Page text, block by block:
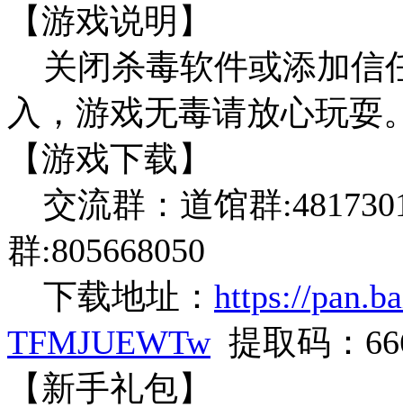
【游戏说明】
关闭杀毒软件或添加信
入，游戏无毒请放心玩耍
【游戏下载】
交流群：道馆群
群:805668050
下载地址： https://
TFMJUEWTw提取码：
【新手礼包】